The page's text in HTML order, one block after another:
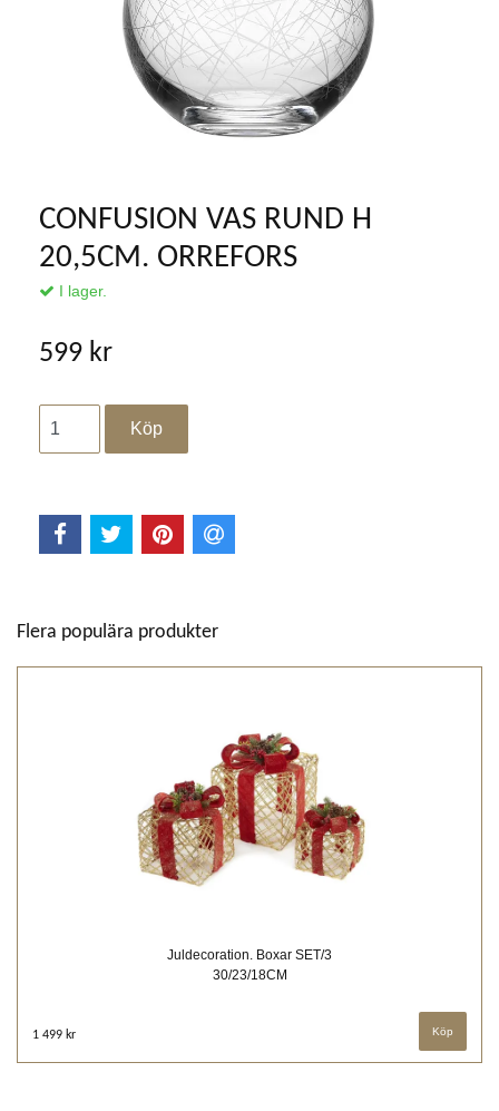
CONFUSION VAS RUND H
20,5CM. ORREFORS
I lager.
599 kr
Flera populära produkter
Juldecoration. Boxar SET/3
30/23/18CM
1 499 kr